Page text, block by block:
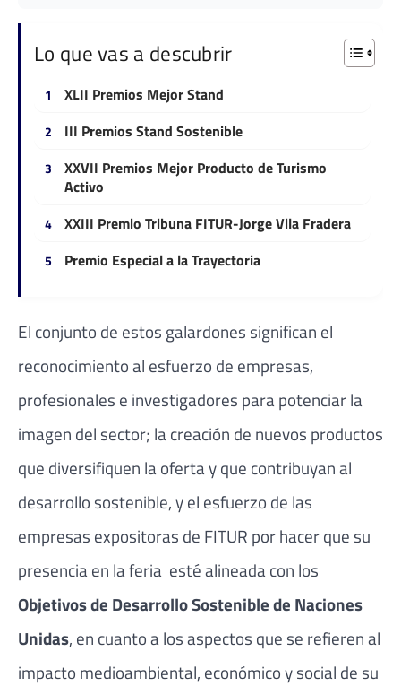
Lo que vas a descubrir
XLII Premios Mejor Stand
III Premios Stand Sostenible
XXVII Premios Mejor Producto de Turismo
Activo
XXIII Premio Tribuna FITUR-Jorge Vila Fradera
Premio Especial a la Trayectoria
El conjunto de estos galardones significan el
reconocimiento al esfuerzo de empresas,
profesionales e investigadores para potenciar la
imagen del sector; la creación de nuevos productos
que diversifiquen la oferta y que contribuyan al
desarrollo sostenible, y el esfuerzo de las
empresas expositoras de FITUR por hacer que su
presencia en la feria esté alineada con los
Objetivos de Desarrollo Sostenible de Naciones
Unidas, en cuanto a los aspectos que se refieren al
impacto medioambiental, económico y social de su